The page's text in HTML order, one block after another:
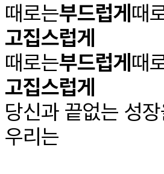
때로는부드럽게 때
고집스럽게
때로는부드럽게 때
고집스럽게
당신과 끝없는 성
우리는